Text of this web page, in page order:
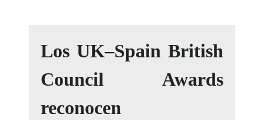
Los UK–Spain British
Council Awards
reconocen